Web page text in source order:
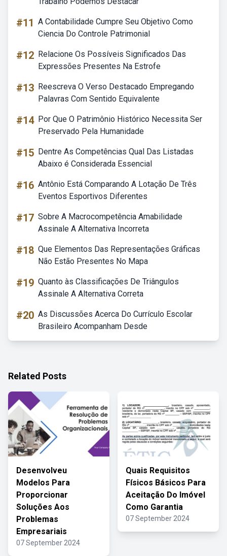
#11 A Contabilidade Cumpre Seu Objetivo Como
Ciencia Do Controle Patrimonial
#12 Relacione Os Possíveis Significados Das
Expressões Presentes Na Estrofe
#13 Reescreva O Verso Destacado Empregando
Palavras Com Sentido Equivalente
#14 Por Que O Patrimônio Histórico Necessita Ser
Preservado Pela Humanidade
#15 Dentre As Competências Qual Das Listadas
Abaixo é Considerada Essencial
#16 Antônio Está Comparando A Lotação De Três
Eventos Esportivos Diferentes
#17 Sobre A Macrocompetência Amabilidade
Assinale A Alternativa Incorreta
#18 Que Elementos Das Representações Gráficas
Não Estão Presentes No Mapa
#19 Quanto às Classificações De Triângulos
Assinale A Alternativa Correta
#20 As Discussões Acerca Do Currículo Escolar
Brasileiro Acompanham Desde
Related Posts
Desenvolveu
Modelos Para
Proporcionar
Soluções Aos
Problemas
Empresariais
07 September 2024
Quais Requisitos
Físicos Básicos Para
Aceitação Do Imóvel
Como Garantia
07 September 2024